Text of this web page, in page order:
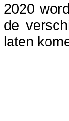
2020
de
laten